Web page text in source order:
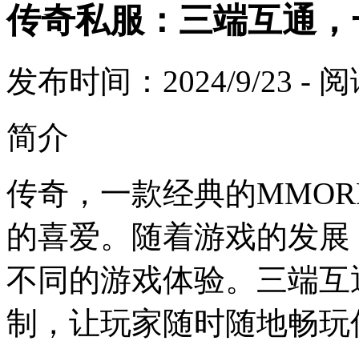
传奇私服：三端互通
发布时间：2024/9/23 -
简介
传奇，一款经典的
的喜爱。随着游戏的发
不同的游戏体验。三端
制，让玩家随时随地畅玩